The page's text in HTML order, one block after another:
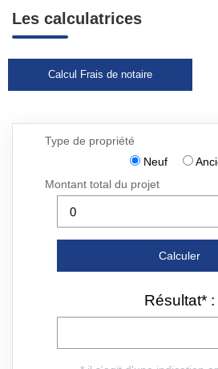
Les calculatrices
Calcul Frais de notaire